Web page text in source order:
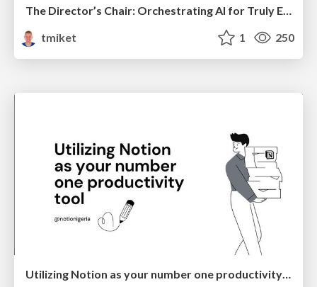
The Director’s Chair: Orchestrating AI for Truly Effective Learning
tmiket
1 250
Utilizing Notion as your number one productivity tool